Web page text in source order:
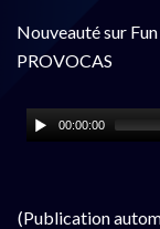
Nouveauté sur
PROVOCAS
00:00:00
(Publication